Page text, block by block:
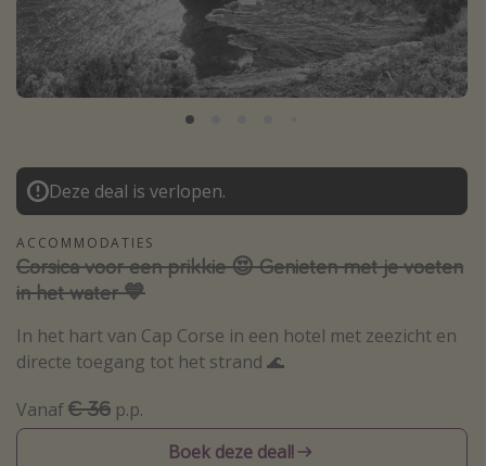
Thailand
Sardinie
Malta
Egypte
Bali
Type vakantie
Overzicht
Weekendje weg
Autoverhuur
Vroegboeker
Deze deal is verlopen.
ACCOMMODATIES
Corsica voor een prikkie 😍 Genieten met je voeten
in het water 💙
In het hart van Cap Corse in een hotel met zeezicht en
directe toegang tot het strand 🌊
Vanaf€ 36 p.p.
Boek deze deal!